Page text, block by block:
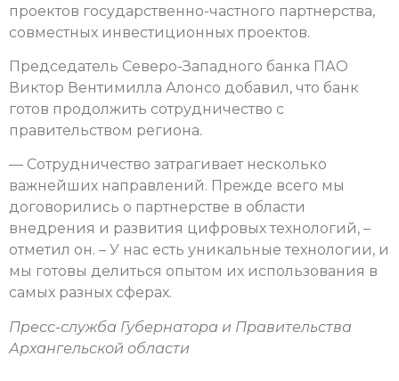
проектов государственно-частного партнерства,
совместных инвестиционных проектов.
Председатель Северо-Западного банка ПАО
Виктор Вентимилла Алонсо добавил, что банк
готов продолжить сотрудничество с
правительством региона.
— Сотрудничество затрагивает несколько
важнейших направлений. Прежде всего мы
договорились о партнерстве в области
внедрения и развития цифровых технологий, –
отметил он. – У нас есть уникальные технологии, и
мы готовы делиться опытом их использования в
самых разных сферах.
Пресс-служба Губернатора и Правительства
Архангельской области